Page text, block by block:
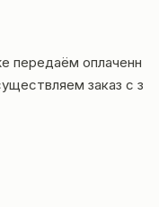
передаём оплаченн
заказ с з